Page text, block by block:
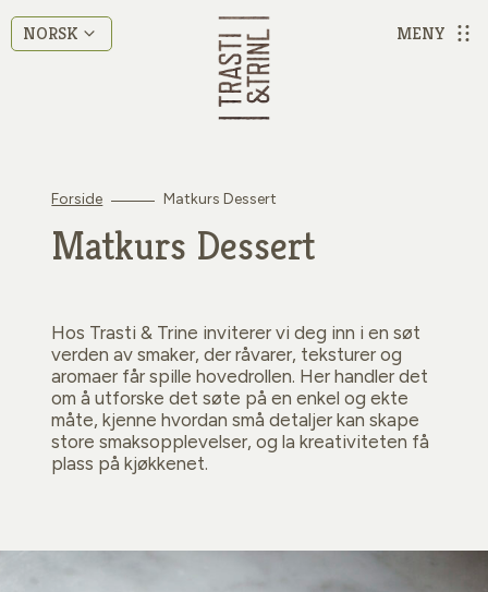
NORSK MENY
Forside Matkurs Dessert
Matkurs Dessert
Hos Trasti & Trine inviterer vi deg inn i en søt
verden av smaker, der råvarer, teksturer og
aromaer får spille hovedrollen. Her handler det
om å utforske det søte på en enkel og ekte
måte, kjenne hvordan små detaljer kan skape
store smaksopplevelser, og la kreativiteten få
plass på kjøkkenet.